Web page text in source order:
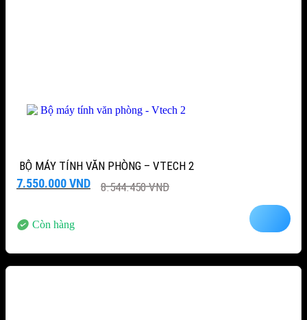
BỘ MÁY TÍNH VĂN PHÒNG – VTECH 2
8.544.450VND
Giá
8.544.450 VND.
7.550.000VND
Giá
là: Còn hàng